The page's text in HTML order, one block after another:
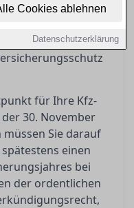
Cookies ablehnen
Datenschutzerklärung
In diesem
Kfz-
und wechseln,
für Ihre Kfz-
30. November
müssen Sie darauf
einen
bei
der ordentlichen